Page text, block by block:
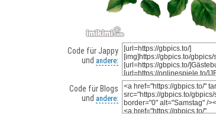
Code für Jappy
und andere:
Code für Blogs
und andere: